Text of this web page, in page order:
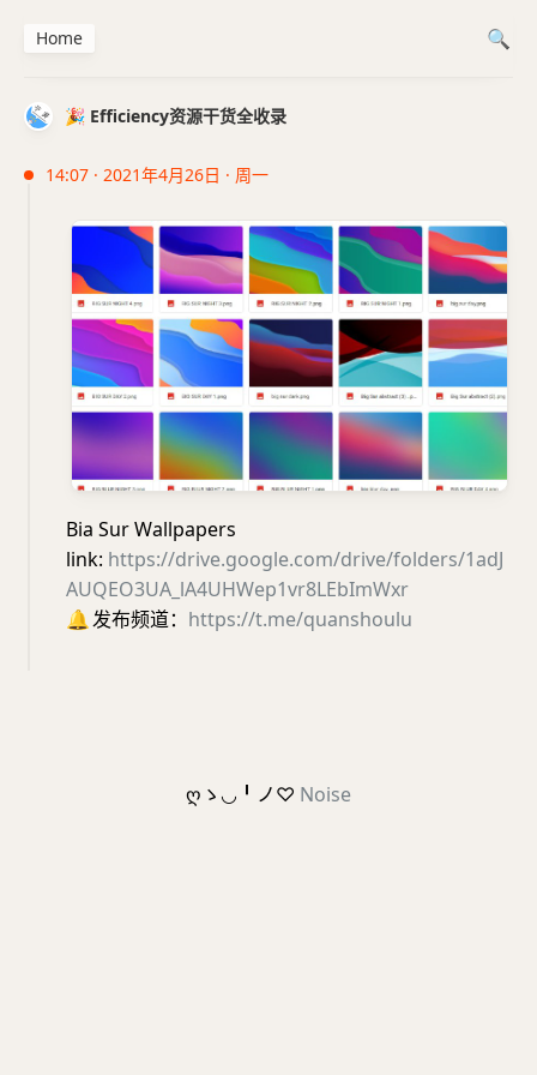
🎉 Efficiency资源干货全收录
14:07 · 2021年4月26日 · 周一
Bia Sur Wallpapers
link: https://drive.google.com/drive/folders/1adJ
AUQEO3UA_lA4UHWep1vr8LEbImWxr
🔔发布频道： https://t.me/quanshoulu
Home
ღゝ◡╹ノ♡ Noise